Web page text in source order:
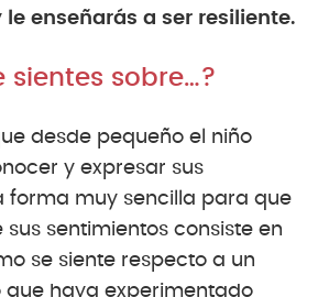
le enseñarás a ser resiliente.
sientes sobre…?
desde pequeño el niño
y expresar sus
forma muy sencilla para que
sus sentimientos consiste en
se siente respecto a un
haya experimentado